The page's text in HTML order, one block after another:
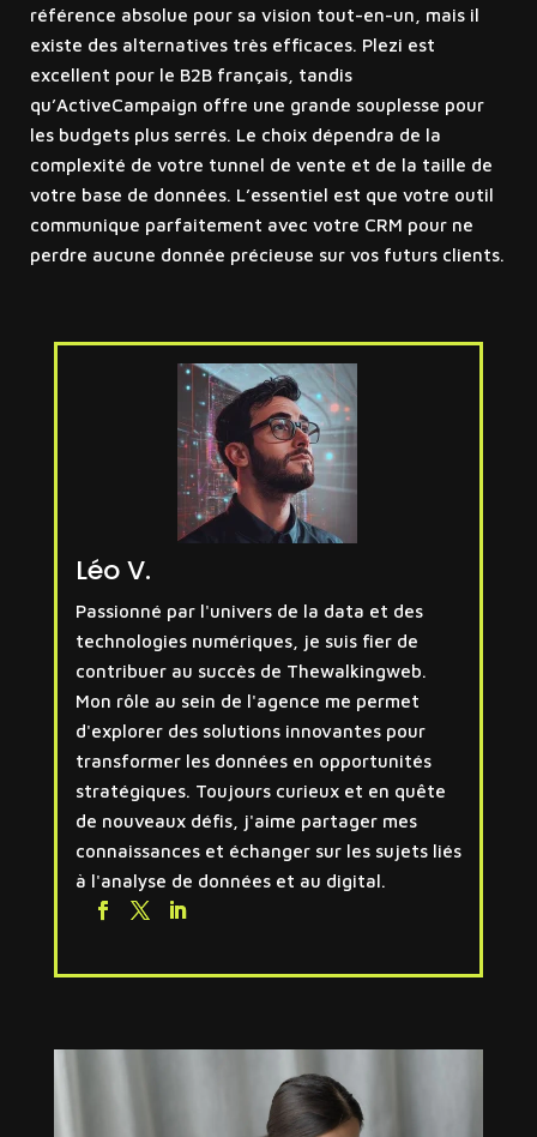
référence absolue pour sa vision tout-en-un, mais il
existe des alternatives très efficaces. Plezi est
excellent pour le B2B français, tandis
qu’ActiveCampaign offre une grande souplesse pour
les budgets plus serrés. Le choix dépendra de la
complexité de votre tunnel de vente et de la taille de
votre base de données. L’essentiel est que votre outil
communique parfaitement avec votre CRM pour ne
perdre aucune donnée précieuse sur vos futurs clients.
Léo V.
Passionné par l'univers de la data et des
technologies numériques, je suis fier de
contribuer au succès de Thewalkingweb.
Mon rôle au sein de l'agence me permet
d'explorer des solutions innovantes pour
transformer les données en opportunités
stratégiques. Toujours curieux et en quête
de nouveaux défis, j'aime partager mes
connaissances et échanger sur les sujets liés
à l'analyse de données et au digital.